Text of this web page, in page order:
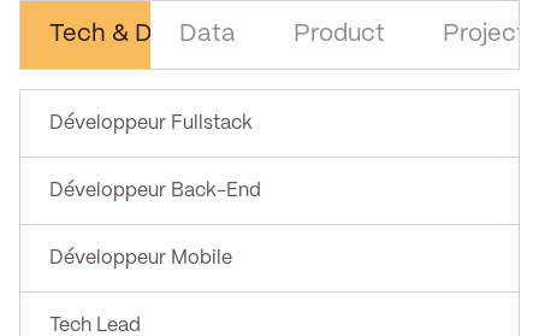
Tech & DigitalData Product Project
Développeur Fullstack
Développeur Back-End
Développeur Mobile
Tech Lead